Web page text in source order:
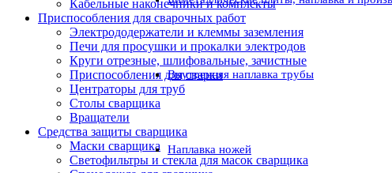
Внутренняя наплавка трубы
Наплавка ножей
Кабельные наконечники и комплекты
Приспособления для сварочных работ
Электрододержатели и клеммы заземления
Печи для просушки и прокалки электродов
Круги отрезные, шлифовальные, зачистные
Приспособления для сварки
Центраторы для труб
Столы сварщика
Вращатели
Средства защиты сварщика
Маски сварщика
Светофильтры и стекла для масок сварщика